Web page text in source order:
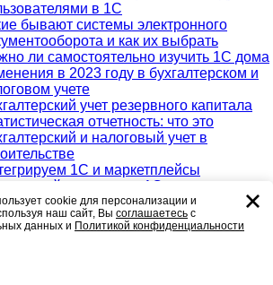
cookie для персонализации и
наш сайт, Вы соглашаетесь с
данных и Политикой конфиденциальности
в 1С
бывают системы электронного
и как их выбрать
ли самостоятельно изучить 1С дома
в 2023 году в бухгалтерском и
учете
учет резервного капитала
отчетность: что это
и налоговый учет в
1С и маркетплейсы
накопитель 1С
или штатный бухгалтер: плюсы
и что в итоге выбрать?
средства в бухгалтерском